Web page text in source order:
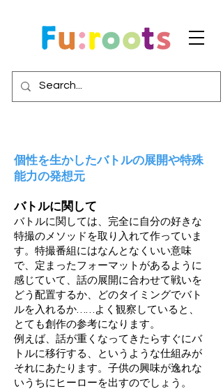
個性を生かしたバトルの展開や特殊
能力の発想元
バトルに関して
バトルに関しては、完全に自分の好きな
特撮のメソッドを取り入れて作っていま
す。特撮番組にはなんとなくいい意味
で、定まったフォーマットがあるように
感じていて、話の展開に合わせて戦いを
どう配置するか、どのタイミングでバト
ルを入れるか……よく観察していると、
とても創作の参考になります。
例えば、話が重くなってきたらすぐにバ
トルに移行する、というような仕組みが
それにあたります。子供の興味が逸れな
いうちにヒーローを出すのでしょう。